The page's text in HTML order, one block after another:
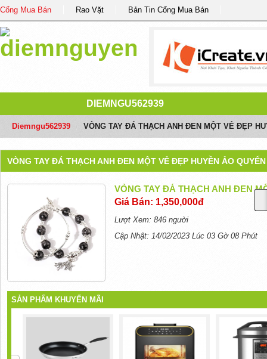
Cổng Mua Bán Rao Vặt Bản Tin Cổng Mua Bán
DIEMNGU562939
Diemngu562939 VÒNG TAY ĐÁ THẠCH ANH ĐEN MỘT VẺ ĐẸP
VÒNG TAY ĐÁ THẠCH ANH ĐEN MỘT VẺ ĐẸP HUYỀN ẢO
VÒNG TAY ĐÁ THẠCH ANH ĐEN
Giá Bán: 1,350,000đ
Lượt Xem: 846 người
Cập Nhật: 14/02/2023 Lúc 03 Gờ 08 Phút
SẢN PHẨM KHUYẾN MÃI